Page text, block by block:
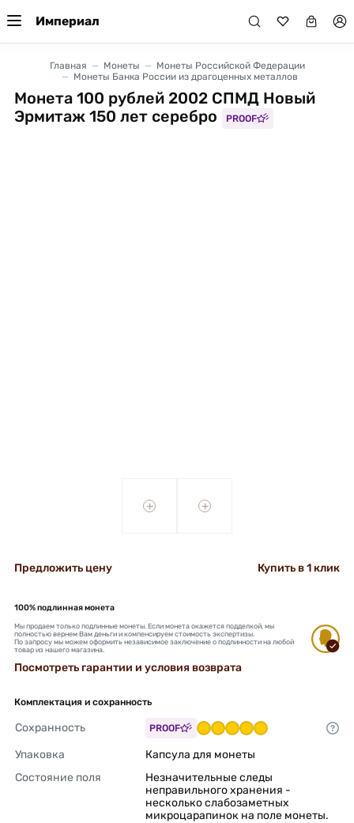
Империал
Главная Монеты
Монеты Российской Федерации
Монеты Банка России из драгоценных металлов
Монета 100 рублей 2002 СПМД Новый
Эрмитаж 150 лет серебро
PROOF
+ +
Предложить цену Купить в 1 клик
100% подлинная монета
Мы продаем только подлинные монеты. Если монета окажется подделкой, мы
полностью вернем Вам деньги и компенсируем стоимость экспертизы.
По запросу мы можем оформить независимое заключение о подлинности на любой
товар из нашего магазина.
Посмотреть гарантии и условия возврата
Комплектация и сохранность
Сохранность PROOF
Упаковка
Капсула для монеты
Состояние поля
Незначительные следы
неправильного хранения -
несколько слабозаметных
микроцарапинок на поле монеты.